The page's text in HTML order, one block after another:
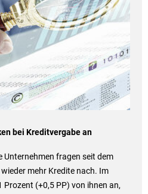
bei Kreditvergabe an
Unternehmen fragen seit dem
mehr Kredite nach. Im
(+0,5 PP) von ihnen an,